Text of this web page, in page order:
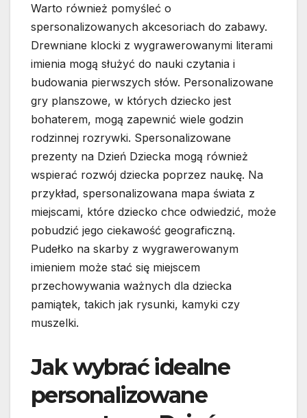
Warto również pomyśleć o
spersonalizowanych akcesoriach do zabawy.
Drewniane klocki z wygrawerowanymi literami
imienia mogą służyć do nauki czytania i
budowania pierwszych słów. Personalizowane
gry planszowe, w których dziecko jest
bohaterem, mogą zapewnić wiele godzin
rodzinnej rozrywki. Spersonalizowane
prezenty na Dzień Dziecka mogą również
wspierać rozwój dziecka poprzez naukę. Na
przykład, spersonalizowana mapa świata z
miejscami, które dziecko chce odwiedzić, może
pobudzić jego ciekawość geograficzną.
Pudełko na skarby z wygrawerowanym
imieniem może stać się miejscem
przechowywania ważnych dla dziecka
pamiątek, takich jak rysunki, kamyki czy
muszelki.
Jak wybrać idealne
personalizowane